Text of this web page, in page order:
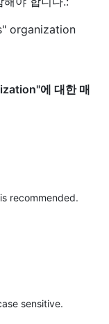
organization
에 대한 매
is recommended.
sensitive.